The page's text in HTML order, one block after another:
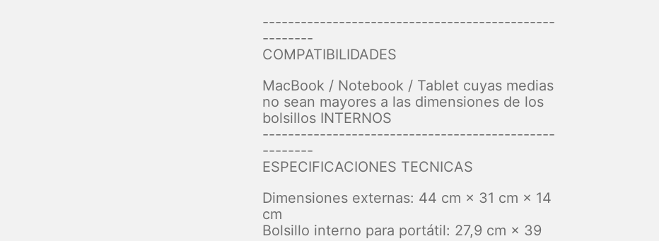
----------------------------------------------
--------
COMPATIBILIDADES
MacBook / Notebook / Tablet cuyas medias
no sean mayores a las dimensiones de los
bolsillos INTERNOS
----------------------------------------------
--------
ESPECIFICACIONES TECNICAS
Dimensiones externas: 44 cm × 31 cm × 14
cm
Bolsillo interno para portátil: 27,9 cm × 39